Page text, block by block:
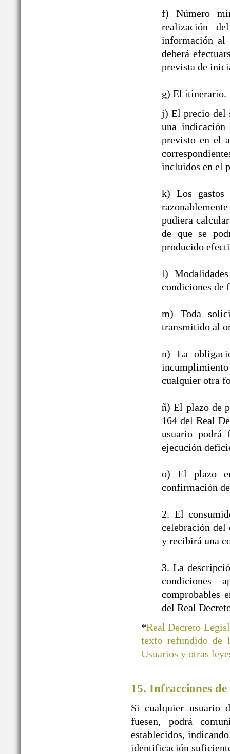
f) Número
realización
información al
deberá
prevista de
g) El itinerario.
j) El precio del
una
previsto en el
incluidos en el
k) Los gastos
pudiera
de que se
producido
l)
condiciones de
m) Toda
transmitido al
n) La
cualquier otra
ñ) El plazo de
164 del Real
usuario podrá
ejecución
o) El plazo
confirmación
2. El
celebración del
y recibirá una
3. La
condiciones
comprobables
del Real
*Real Decreto
texto refundido de
Usuarios y otras
15. Infracciones de
Si cualquier usuario
fuesen, podrá
establecidos,
identificación